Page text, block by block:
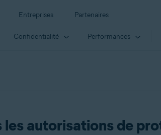
Entreprises Partenaires
Confidentialité Performances
autorisations de